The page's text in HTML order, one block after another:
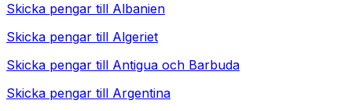
Skicka pengar till Albanien
Skicka pengar till Algeriet
Skicka pengar till Antigua och Barbuda
Skicka pengar till Argentina